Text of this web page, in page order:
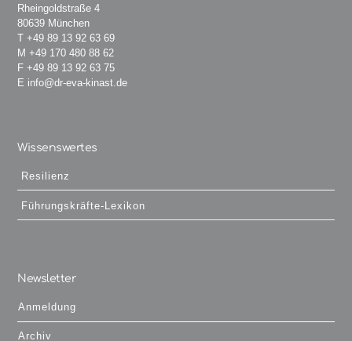
Rheingoldstraße 4
80639 München
T+49 89 13 92 63 69
M+49 170 480 88 62
F +49 89 13 92 63 75
E info@dr-eva-kinast.de
Wissenswertes
Resilienz
Führungskräfte-Lexikon
Newsletter
Anmeldung
Archiv